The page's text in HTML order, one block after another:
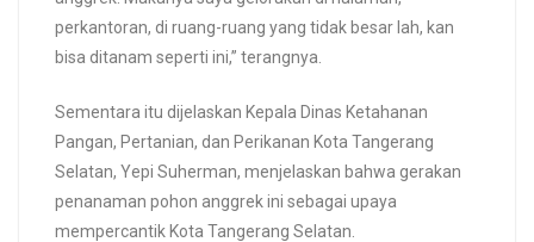
perkantoran, di ruang-ruang yang tidak besar lah, kan
bisa ditanam seperti ini,” terangnya.
Sementara itu dijelaskan Kepala Dinas Ketahanan
Pangan, Pertanian, dan Perikanan Kota Tangerang
Selatan, Yepi Suherman, menjelaskan bahwa gerakan
penanaman pohon anggrek ini sebagai upaya
mempercantik Kota Tangerang Selatan.